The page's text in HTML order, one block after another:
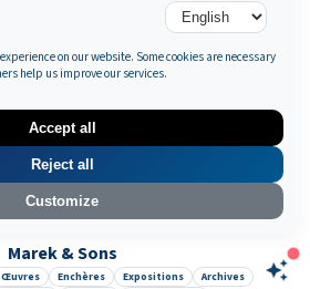
Marek & Sons
Œuvres Enchères Expositions Archives
Galerie Marek & Sons
Mielniczuk et Elise Vignault
AND SONS. Tous droits réservés.
App par Lock •
on our website. Some cookies are necessary
help us improve our services.
Accept all
Reject all
Customize